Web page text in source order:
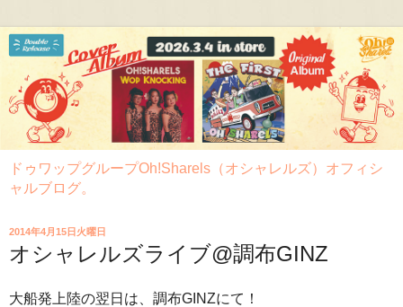
ドゥワップグループOh!Sharels（オシャレルズ）オフィシ
ャルブログ。
2014年4月15日火曜日
オシャレルズライブ@調布GINZ
大船発上陸の翌日は、調布GINZにて！